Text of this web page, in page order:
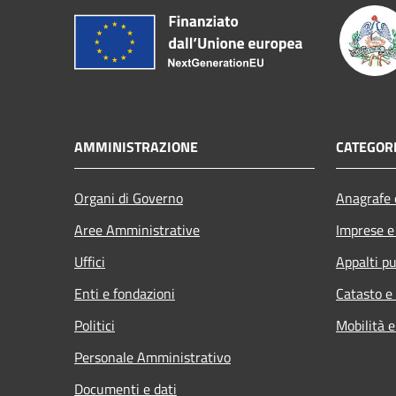
AMMINISTRAZIONE
Organi di Governo
Aree Amministrative
Uffici
Enti e fondazioni
Politici
Personale Amministrativo
Documenti e dati
Imprese
Appalti
Catasto
Mobilità